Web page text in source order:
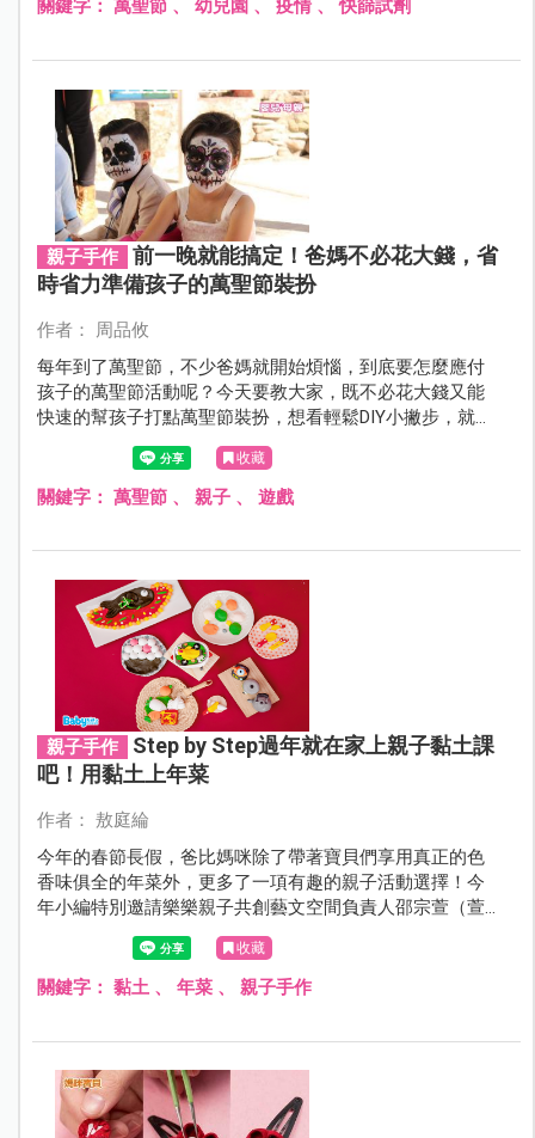
關鍵字： 萬聖節、 幼兒園 、 疫情、快篩試劑
親子手作
前一晚就能搞定！爸媽不必花大錢，省
時省力準備孩子的萬聖節裝扮
作者： 周品攸
每年到了萬聖節，不少爸媽就開始煩惱，到底要怎麼應付
孩子的萬聖節活動呢？今天要教大家，既不必花大錢又能
快速的幫孩子打點萬聖節裝扮，想看輕鬆DIY小撇步，就不
能錯過這篇！
收藏
關鍵字： 萬聖節、 親子、 遊戲
親子手作
Step by Step過年就在家上親子黏土課
吧！用黏土上年菜
作者： 敖庭綸
今年的春節長假，爸比媽咪除了帶著寶貝們享用真正的色
香味俱全的年菜外，更多了一項有趣的親子活動選擇！今
年小編特別邀請樂樂親子共創藝文空間負責人邵宗萱（萱
萱老師）用小孩也愛捏的粘土上超可愛年菜！在家就可以
帶著小寶貝們一起動動手，同時也可以進一步了解年菜背
後代表的意涵喲！
收藏
關鍵字： 黏土、 年菜、 親子手作